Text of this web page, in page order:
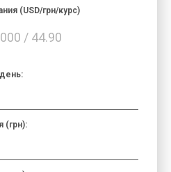
/ 44.90
(USD/грн/курс)
(грн):